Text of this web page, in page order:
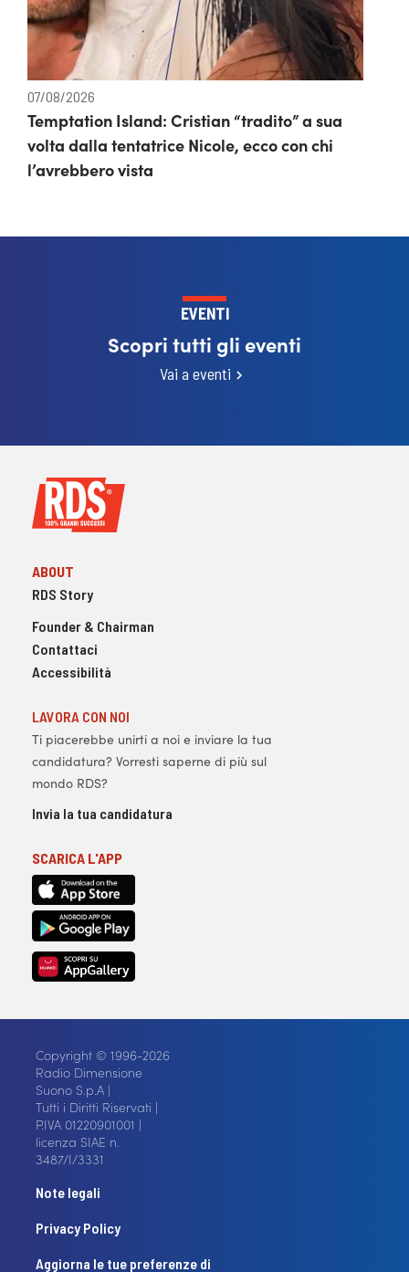
07/08/2026
Temptation Island: Cristian “tradito” a sua
volta dalla tentatrice Nicole, ecco con chi
l’avrebbero vista
EVENTI
Scopri tutti gli eventi
Vai a eventi
ABOUT
RDS Story
Founder & Chairman
Contattaci
Accessibilità
LAVORA CON NOI
Ti piacerebbe unirti a noi e inviare la tua
candidatura? Vorresti saperne di più sul
mondo RDS?
Invia la tua candidatura
SCARICA L'APP
Copyright © 1996-2026
Radio Dimensione
Suono S.p.A |
Tutti i Diritti Riservati |
P.IVA 01220901001 |
licenza SIAE n.
3487/I/3331
Note legali
Privacy Policy
Aggiorna le tue preferenze di